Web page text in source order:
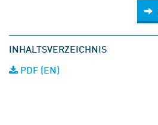
INHALTSVERZEICHNIS
PDF (EN)